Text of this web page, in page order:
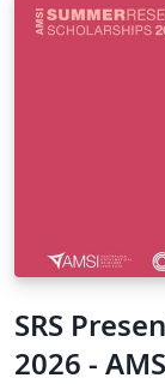
SRS
2026 -